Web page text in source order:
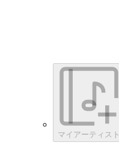
マイアーティスト